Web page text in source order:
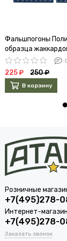
Фальшпогоны
образца
плетения чистые
225 ₽ 250 ₽
В корзину
Розничные
+7(495)278-
Интернет-магазин
+7(495)278-
Заказать звонок